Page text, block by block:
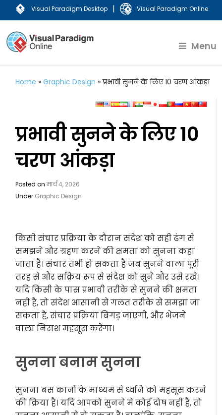
Visual Paradigm Desktop | Visual Paradigm Online
Menu
Home »Graphic Design »प्रभावी सुनने के लिए 10 चरण आंकड़ा
प्रभावी सुनने के लिए 10
चरण आंकड़ा
Posted onमार्च 4, 2026
Under Graphic Design
किसी संचार प्रक्रिया के दौरान संदेश को सही ढंग से
समझने और ग्रहण करने की क्षमता को सुनना कहा
जाता है। संचार तभी हो सकता है जब सुनने वाला पूरी
तरह से और सक्रिय रूप से संदेश को सुने और उसे रखे।
यदि किसी के पास प्रभावी तरीके से सुनने की क्षमता
नहीं है, तो संदेश आसानी से गलत तरीके से समझा जा
सकता है, संचार प्रक्रिया बिगड़ जाएगी, और भेजने
वाला निराश महसूस करेगा।
सुनना बनाम सुनना
सुनना बस कानों के माध्यम से ध्वनि को महसूस करने
की क्रिया है। यदि आपको सुनने में कोई दोष नहीं है, तो